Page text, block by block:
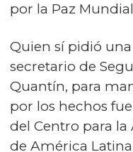
por la Paz
Quien sí pidió
secretario de
Quantín, para
por los hechos
del Centro para la
de América